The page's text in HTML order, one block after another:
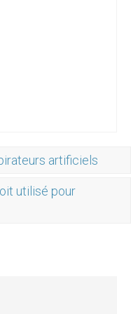
artificiels
utilisé pour